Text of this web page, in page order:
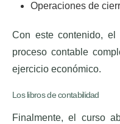
Operaciones de
Con este contenido, el
proceso contable
ejercicio económico.
Los libros de contabilidad
Finalmente, el curso